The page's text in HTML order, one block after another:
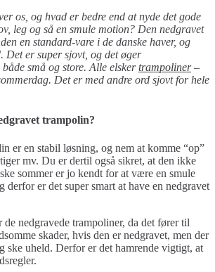
os, og hvad er bedre end at nyde det gode
leg og så en smule motion? Den nedgravet
en standard-vare i de danske haver, og
Det er super sjovt, og det øger
små og store. Alle elskertrampoliner–
Det er med andre ord sjovt for hele
trampolin?
er en stabil løsning, og nem at komme “op”
mv. Du er dertil også sikret, at den ikke
sommer er jo kendt for at være en smule
er det super smart at have en nedgravet
de nedgravede trampoliner, da det fører til
skader, hvis den er nedgravet, men der
ske uheld. Derfor er det hamrende vigtigt, at